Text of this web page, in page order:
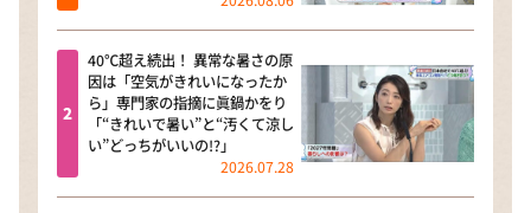
40℃超え続出！ 異常な暑さの原
因は「空気がきれいになったか
ら」専門家の指摘に眞鍋かをり
「“きれいで暑い”と“汚くて涼し
い”どっちがいいの!?」
2026.07.28